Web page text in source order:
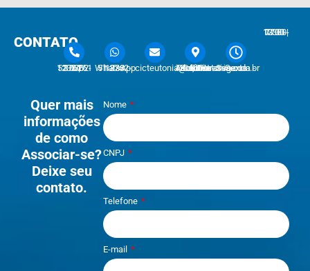
CONTATO
51 3762-1233 | 51 3762-1030 51 3762-1233 WhatsAppcicteutonia@cicteutonia.com.br
Rua Um Sul, 77 - Centro Administrativo Teutônia - RS Segunda - Sexta
7:30 - 12:00 | 13:30 - 17:30
Quer mais
informações
de como
Associar-se?
Deixe seu
contato.
Nome
CNPJ
Telefone
E-mail